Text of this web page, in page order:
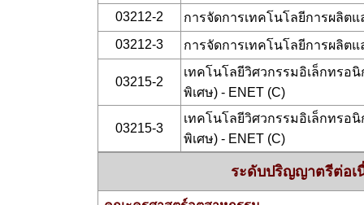
03212-2
การจัดการเทคโนโลยีการผลิต
03212-3
การจัดการเทคโนโลยีการผลิต
03215-2
เทคโนโลยีวิศวกรรมอิเล็กทรอ
พิเศษ) - ENET (C)
03215-3
เทคโนโลยีวิศวกรรมอิเล็กทรอ
พิเศษ) - ENET (C)
ระดับปริญญาตรีต่อเ